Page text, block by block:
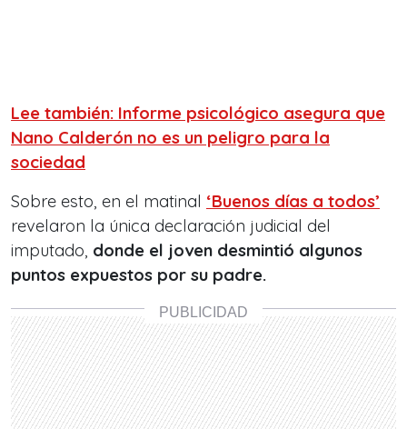
Lee también: Informe psicológico asegura que
Nano Calderón no es un peligro para la
sociedad
Sobre esto, en el matinal ‘Buenos días a todos’
revelaron la única declaración judicial del
imputado, donde el joven desmintió algunos
puntos expuestos por su padre.